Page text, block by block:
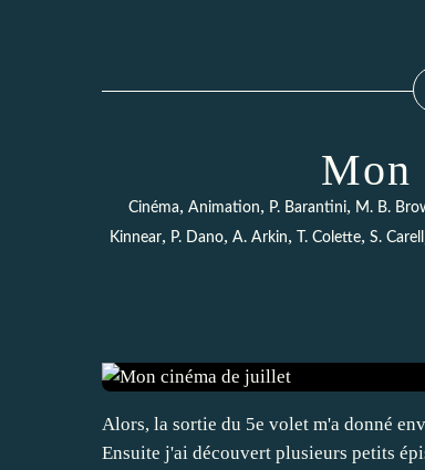
Mon
Cinéma, Animation, P. Barantini, M. B.
Kinnear, P. Dano, A. Arkin, T. Colette, S. Carell
Alors, la sortie du 5e volet m'a donné
Ensuite j'ai découvert plusieurs petits